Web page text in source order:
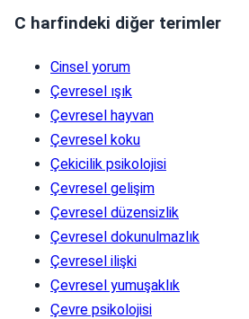
C harfindeki diğer terimler
Cinsel yorum
Çevresel ışık
Çevresel hayvan
Çevresel koku
Çekicilik psikolojisi
Çevresel gelişim
Çevresel düzensizlik
Çevresel dokunulmazlık
Çevresel ilişki
Çevresel yumuşaklık
Çevre psikolojisi